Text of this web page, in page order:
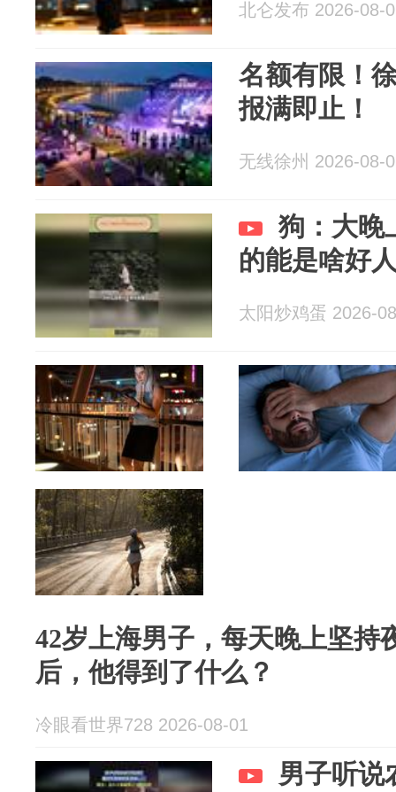
北仑发布 2026-08-
名额有限！
报满即止！
无线徐州 2026-08-
狗：大晚
的能是啥好
太阳炒鸡蛋 2026-
42岁上海男子，每天晚上坚持
后，他得到了什么？
冷眼看世界728 2026-08-01
男子听说